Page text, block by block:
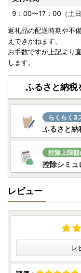
が、一部の返礼品に
お盆期間中も発送を
ください。
※上記期間は、お問
お問い合わせメール
降に順次対応させて
お急ぎの場合は、営
電話にてご連絡くだ
■ 冷凍便・賞味期限
以下のような返礼
以内とされる「賞味
たしかねます。
・生鮮食品（肉・魚
・冷蔵保存が必要な
・無添加・手作りの
これらの返礼品は、
ねます。
長期不在等により
■ 賞味期限の長い食
9：00〜17：00（土
返礼品の配送時期や不
えできかねます。
お手数ですが上記より
します。
ふるさと納税
らくらく3
ふるさと納
控除上限
控除シミュ
レビュー
レ